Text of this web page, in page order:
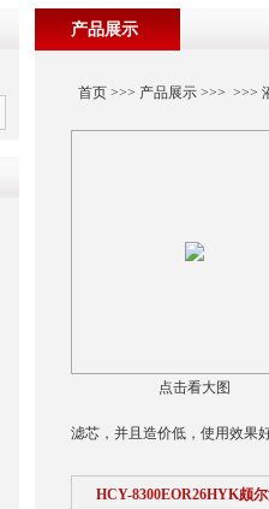
产品展示
首页>>> 产品展示>>> >>>
点击看大图
滤芯，并且造价低，使用效果
HCY-8300EOR26HYK颇